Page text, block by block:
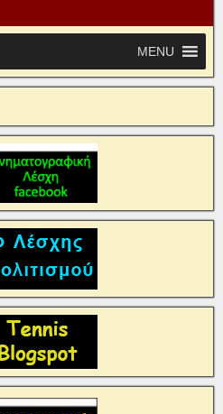
MENU